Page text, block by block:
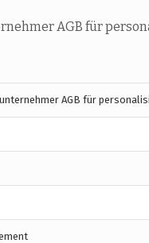
AGB für
AGB für